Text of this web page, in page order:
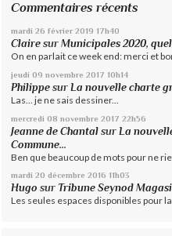
Commentaires récents
mardi 26 février 2019 17h40
Claire surMunicipales 2020,
On en parlait ce week end: merci et
jeudi 09 novembre 2017 10h14
Philippe sur La nouvelle charte
Las... je ne sais dessiner...
mercredi 08 novembre 2017 22h56
Jeanne de Chantal sur La
Commune...
Ben que beaucoup de mots pour ne
mardi 20 décembre 2016 11h03
Hugo surTribune Seynod
Les seules espaces disponibles pour